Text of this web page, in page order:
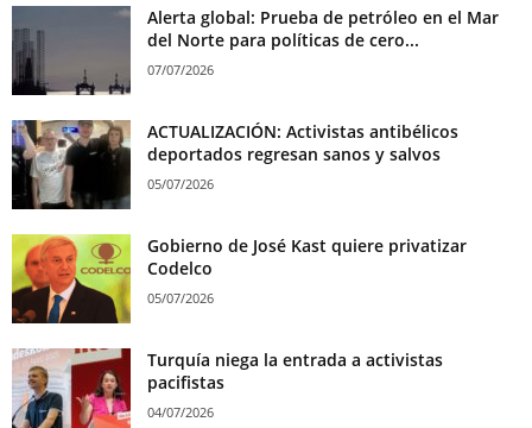
Alerta global: Prueba de petróleo en el Mar
del Norte para políticas de cero...
07/07/2026
ACTUALIZACIÓN: Activistas antibélicos
deportados regresan sanos y salvos
05/07/2026
Gobierno de José Kast quiere privatizar
Codelco
05/07/2026
Turquía niega la entrada a activistas
pacifistas
04/07/2026